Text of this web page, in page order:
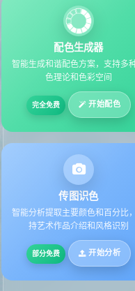
配色生成器
智能生成和谐配色方案，支持多
色理论和色彩空间
完全免费 开始配色
传图识色
智能分析提取主要颜色和百分比
持艺术作品介绍和风格识别
部分免费 开始分析